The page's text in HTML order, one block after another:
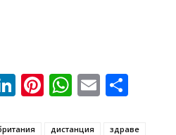
LinkedIn
Pinterest
WhatsApp
Email
дистанция
здраве